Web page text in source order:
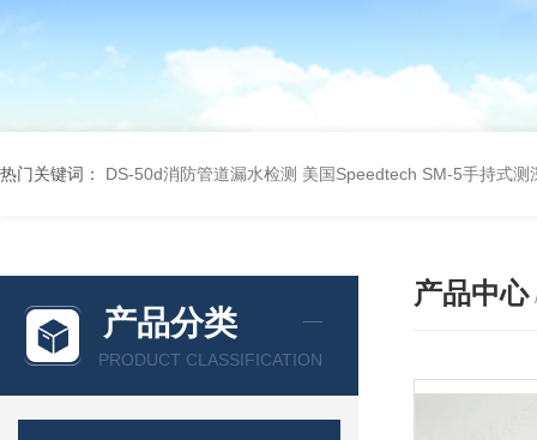
热门关键词： DS-50d消防管道漏水检测 美国Speedtech SM-5手持式测
产品分类
PRODUCT CLASSIFICATION
产品中心